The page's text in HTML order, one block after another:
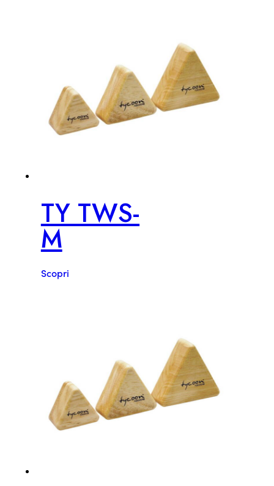
TY TWS-
M
Scopri